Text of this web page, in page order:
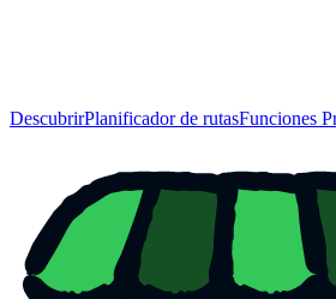
DescubrirPlanificador de rutasFunciones